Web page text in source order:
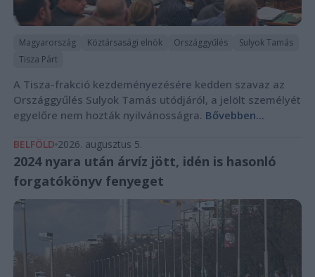
Magyarország Köztársasági elnök Országgyűlés
Sulyok Tamás
Tisza Párt
A Tisza-frakció kezdeményezésére kedden szavaz az
Országgyűlés Sulyok Tamás utódjáról, a jelölt személyét
egyelőre nem hozták nyilvánosságra. Bővebben...
BELFÖLD 2026. augusztus 5.
2024 nyara után árvíz jött, idén is hasonló
forgatókönyv fenyeget